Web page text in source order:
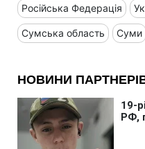
Російська Федерація
Сумська область Суми